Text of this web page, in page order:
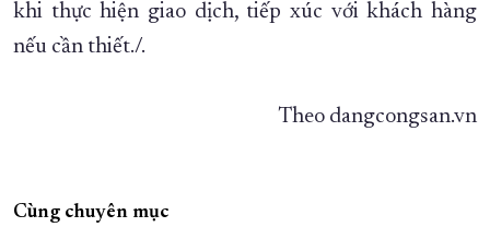
khi thực hiện giao dịch, tiếp xúc với khách hàng
nếu cần thiết./.
Theo dangcongsan.vn
Cùng chuyên mục